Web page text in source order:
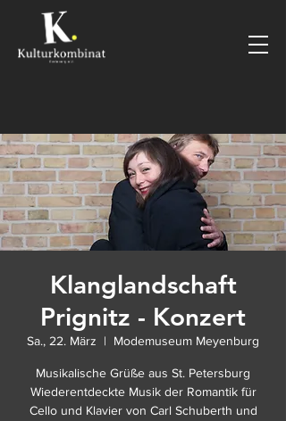
Klanglandschaft
Prignitz - Konzert
Sa., 22. März
  |
Modemuseum Meyenburg
Musikalische Grüße aus St. Petersburg
Wiederentdeckte Musik der Romantik für
Cello und Klavier von Carl Schuberth und